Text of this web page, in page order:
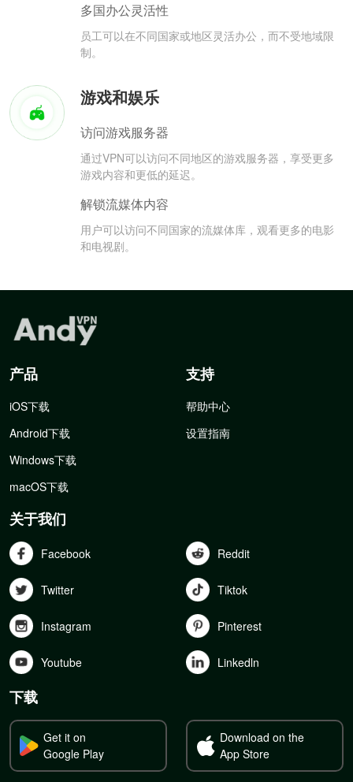
多国办公灵活性
员工可以在不同国家或地区灵活办公，而不受地域限
制。
游戏和娱乐
访问游戏服务器
通过VPN可以访问不同地区的游戏服务器，享受更多
游戏内容和更低的延迟。
解锁流媒体内容
用户可以访问不同国家的流媒体库，观看更多的电影
和电视剧。
产品
iOS下载
Android下载
Windows下载
macOS下载
支持
帮助中心
设置指南
关于我们
Facebook Reddit
Twitter Tiktok
Instagram Pinterest
Youtube Linkedln
下载
Get it on
Google Play
Download on the
App Store